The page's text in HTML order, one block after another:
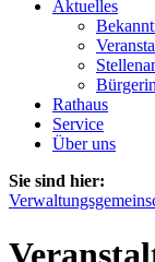
Aktuelles
Rathaus
Service
Über uns
Sie sind hier: